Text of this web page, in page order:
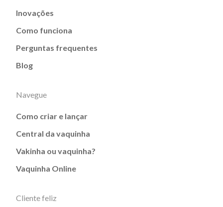
Inovações
Como funciona
Perguntas frequentes
Blog
Navegue
Como criar e lançar
Central da vaquinha
Vakinha ou vaquinha?
Vaquinha Online
Cliente feliz